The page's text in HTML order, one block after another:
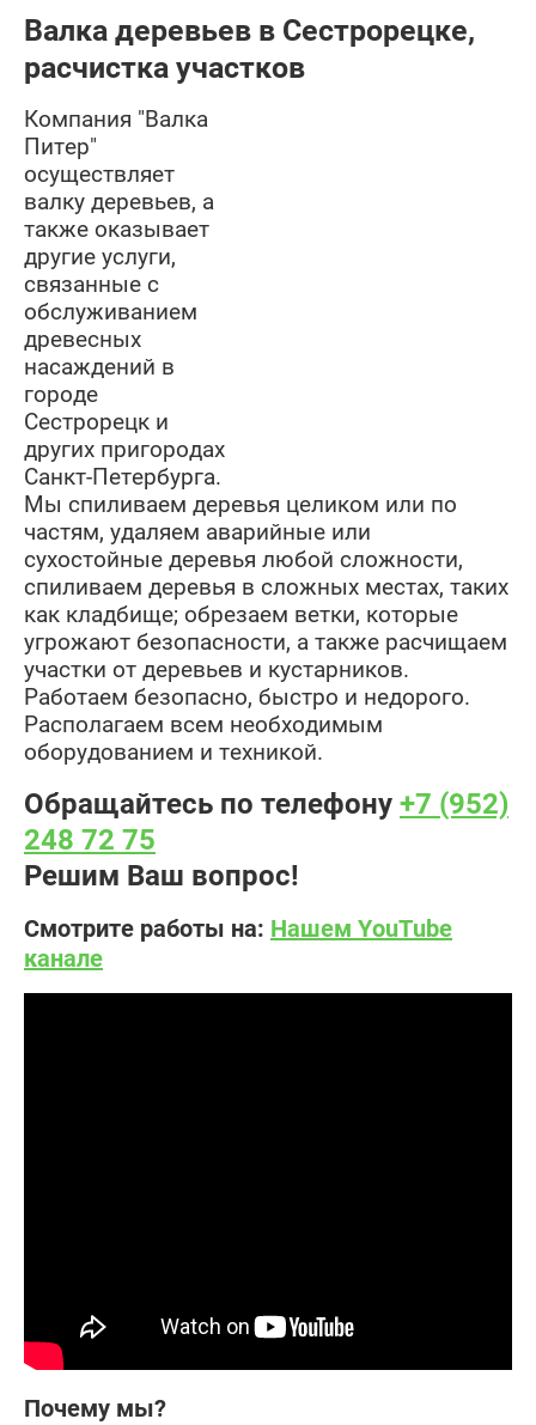
Валка деревьев в Сестрорецке,
расчистка участков
Компания "Валка
Питер"
осуществляет
валку деревьев, а
также оказывает
другие услуги,
связанные с
обслуживанием
древесных
насаждений в
городе
Сестрорецк и
других пригородах
Санкт-Петербурга.
Мы спиливаем деревья целиком или по
частям, удаляем аварийные или
сухостойные деревья любой сложности,
спиливаем деревья в сложных местах, таких
как кладбище; обрезаем ветки, которые
угрожают безопасности, а также расчищаем
участки от деревьев и кустарников.
Работаем безопасно, быстро и недорого.
Располагаем всем необходимым
оборудованием и техникой.
Обращайтесь по телефону +7 (952)
248 72 75
Решим Ваш вопрос!
Смотрите работы на: Нашем YouTube
канале
Почему мы?